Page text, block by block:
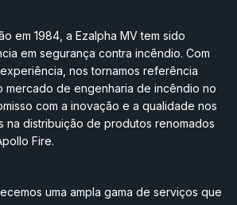
em 1984, a Ezalpha MV tem sido
em segurança contra incêndio. Com
nos tornamos referência
mercado de engenharia de incêndio no
com a inovação e a qualidade nos
na distribuição de produtos renomados
Fire.
uma ampla gama de serviços que